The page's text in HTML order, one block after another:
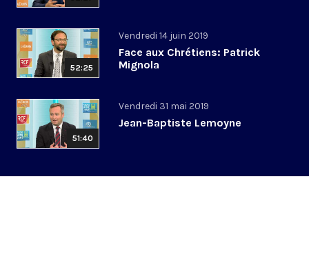
52:25
Vendredi 14 juin 2019
Face aux Chrétiens: Patrick
Mignola
51:40
Vendredi 31 mai 2019
Jean-Baptiste Lemoyne